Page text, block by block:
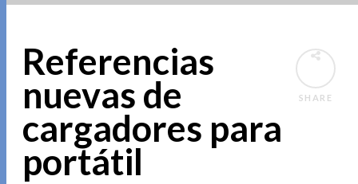
SHARE
Referencias
nuevas de
cargadores para
portátil